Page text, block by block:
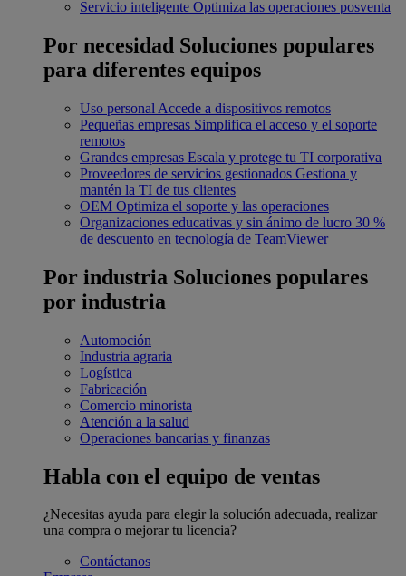
Servicio inteligente Optimiza las operaciones posventa
Por necesidad Soluciones populares
para diferentes equipos
Uso personal Accede a dispositivos remotos
Pequeñas empresas Simplifica el acceso y el soporte
remotos
Grandes empresas Escala y protege tu TI corporativa
Proveedores de servicios gestionados Gestiona y
mantén la TI de tus clientes
OEM Optimiza el soporte y las operaciones
Organizaciones educativas y sin ánimo de lucro 30 %
de descuento en tecnología de TeamViewer
Por industria Soluciones populares
por industria
Automoción
Industria agraria
Logística
Fabricación
Comercio minorista
Atención a la salud
Operaciones bancarias y finanzas
Habla con el equipo de ventas
¿Necesitas ayuda para elegir la solución adecuada, realizar
una compra o mejorar tu licencia?
Contáctanos